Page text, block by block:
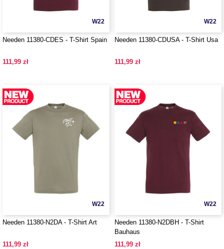
W22
Needen 11380-CDES - T-Shirt Spain
111,99 zł
W22
Needen 11380-CDUSA - T-Shirt Usa
111,99 zł
W22
Needen 11380-N2DA - T-Shirt Art
111,99 zł
W22
Needen 11380-N2DBH - T-Shirt
Bauhaus
111,99 zł